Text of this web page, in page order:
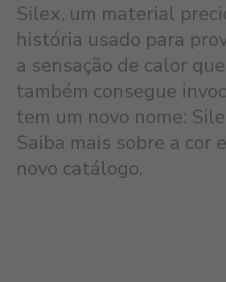
Silex, um material
história usado para
a sensação de calor
também consegue
tem um novo nome:
Saiba mais sobre a cor
novo catálogo.